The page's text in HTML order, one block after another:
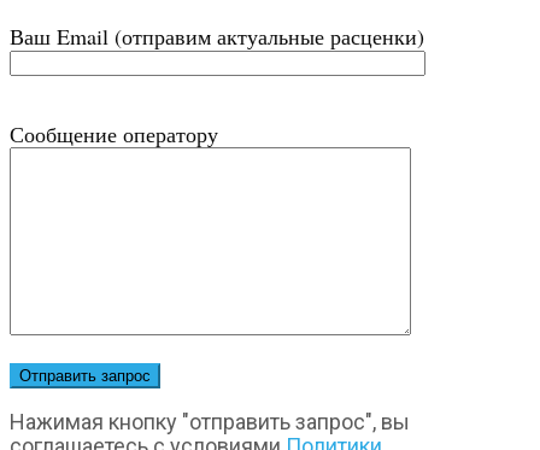
Ваш Email (отправим актуальные расценки)
Сообщение оператору
Нажимая кнопку "отправить запрос", вы